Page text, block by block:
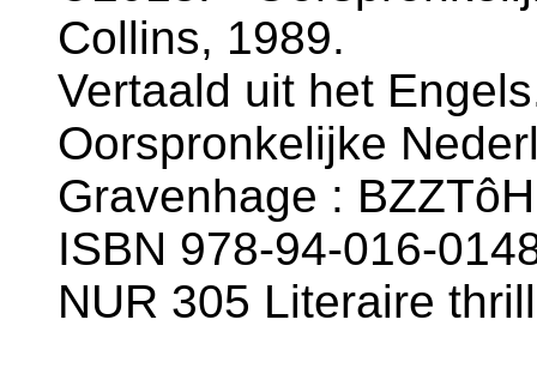
Collins, 1989.
Vertaald uit het
Oorspronkelijke
Gravenhage :
ISBN 978-94-016-
NUR 305 Literaire